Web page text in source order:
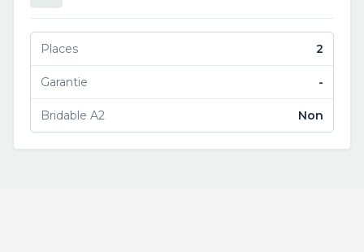
Places 2
Garantie -
Bridable A2 Non